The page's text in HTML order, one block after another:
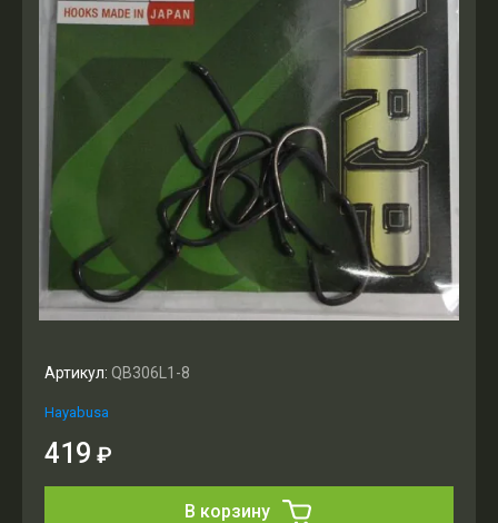
Артикул: QB306L1-8
Hayabusa
419 ₽
В корзину